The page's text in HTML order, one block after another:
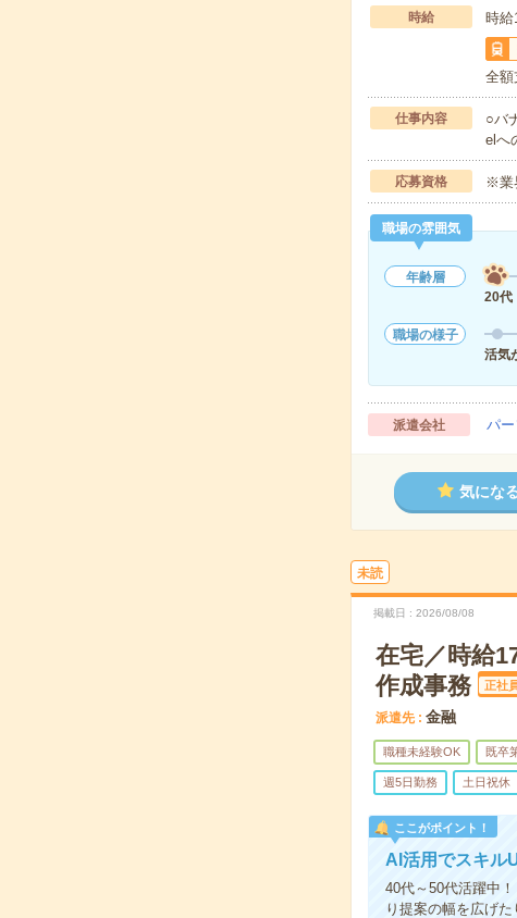
時給 時給
全額
仕事内容
○バ
elへ
応募資格 ※業
職場の雰囲気
年齢層
20代
職場の様子
活気
派遣会社 パ
気にな
未読
掲載日 2026/08/08
在宅／時給
作成事務
正社
派遣先 金融
職種未経験OK 既卒
週5日勤務 土日祝休
ここがポイント！
AI活用でスキル
40代～50代活躍中
り提案の幅を広げ